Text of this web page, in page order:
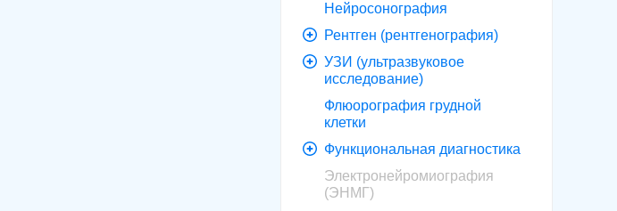
Нейросонография
Рентген (рентгенография)
УЗИ (ультразвуковое
исследование)
Флюорография грудной
клетки
Функциональная диагностика
Электронейромиография
(ЭНМГ)